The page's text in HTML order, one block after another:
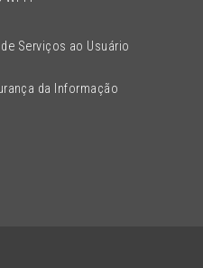
Serviços ao Usuário
da Informação